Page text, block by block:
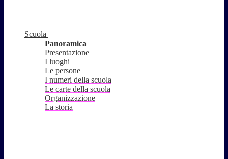
Scuola
Panoramica
Presentazione
I luoghi
Le persone
I numeri della scuola
Le carte della scuola
Organizzazione
La storia